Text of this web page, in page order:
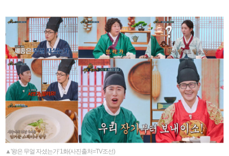
▲'왕은 무얼 자셨는가' 1화(사진출처=TV조선)